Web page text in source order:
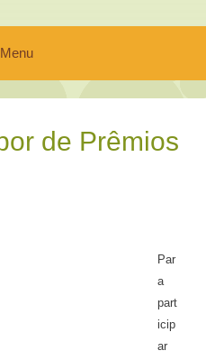
Menu
de Prêmios
Par
a
part
icip
ar